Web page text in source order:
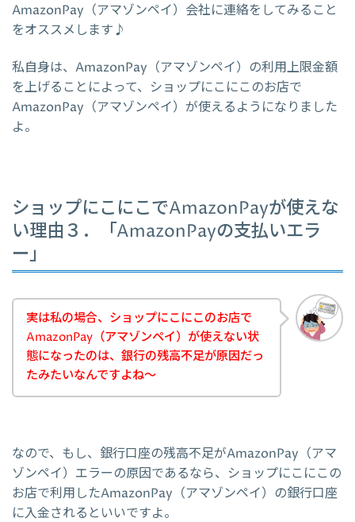
AmazonPay（アマゾンペイ）会社に連絡をしてみること
をオススメします♪
私自身は、AmazonPay（アマゾンペイ）の利用上限金額
を上げることによって、ショップにこにこのお店で
AmazonPay（アマゾンペイ）が使えるようになりました
よ。
ショップにこにこでAmazonPayが使えな
い理由３．「AmazonPayの支払いエラ
ー」
実は私の場合、ショップにこにこのお店で
AmazonPay（アマゾンペイ）が使えない状
態になったのは、銀行の残高不足が原因だっ
たみたいなんですよね～
なので、もし、銀行口座の残高不足がAmazonPay（アマ
ゾンペイ）エラーの原因であるなら、ショップにこにこの
お店で利用したAmazonPay（アマゾンペイ）の銀行口座
に入金されるといいですよ。